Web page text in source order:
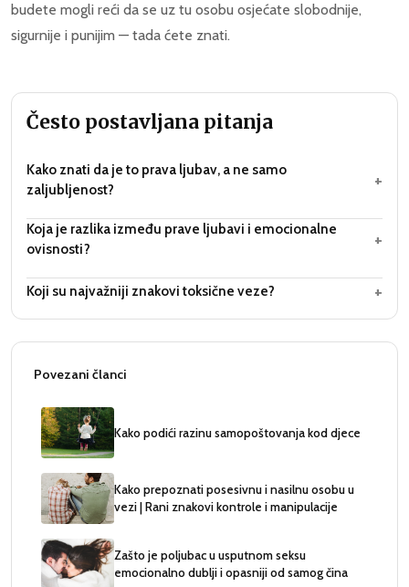
budete mogli reći da se uz tu osobu osjećate slobodnije,
sigurnije i punijim — tada ćete znati.
Često postavljana pitanja
Kako znati da je to prava ljubav, a ne samo
zaljubljenost?
+
Koja je razlika između prave ljubavi i emocionalne
ovisnosti?
+
Koji su najvažniji znakovi toksične veze? +
Povezani članci
Kako podići razinu samopoštovanja kod djece
Kako prepoznati posesivnu i nasilnu osobu u
vezi | Rani znakovi kontrole i manipulacije
Zašto je poljubac u usputnom seksu
emocionalno dublji i opasniji od samog čina